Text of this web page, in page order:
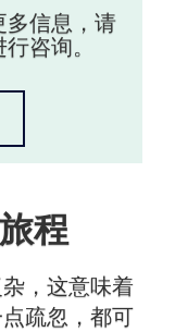
多信息，请
咨询。
程
，这意味着
疏忽，都可